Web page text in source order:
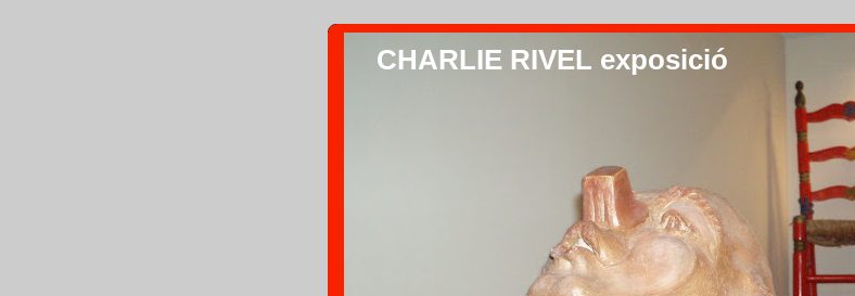
CHARLIE RIVEL exposició